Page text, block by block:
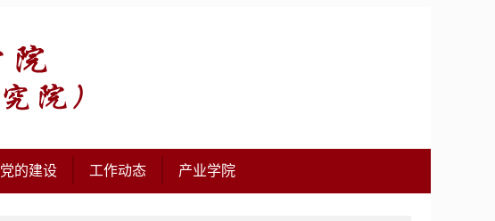
党的建设 工作动态 产业学院